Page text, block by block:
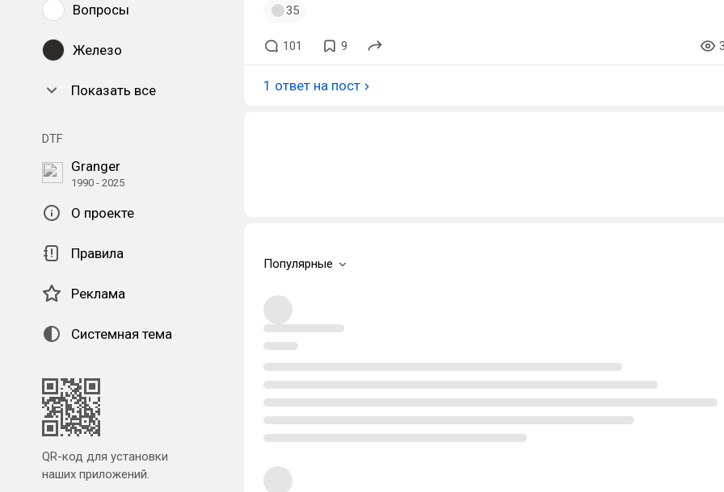
Вопросы
Железо
Показать все
DTF
Granger
1990 - 2025
О проекте
Правила
Реклама
Системная тема
QR-код для установки
наших приложений.
35
101 9
1 ответ на пост
Популярные